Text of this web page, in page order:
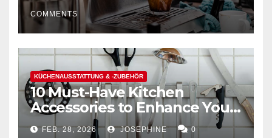
COMMENTS
KÜCHENAUSSTATTUNG & -ZUBEHÖR
10 Must-Have Kitchen
Accessories to Enhance Your
Cooking Efficiency
FEB. 28, 2026 JOSEPHINE 0